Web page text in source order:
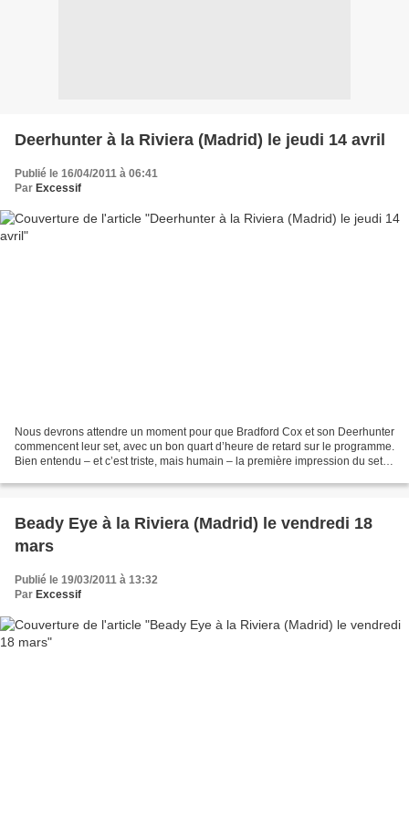
Deerhunter à la Riviera (Madrid) le jeudi 14 avril
Publié le 16/04/2011 à 06:41
Par Excessif
Nous devrons attendre un moment pour que Bradford Cox et son Deerhunter
commencent leur set, avec un bon quart d’heure de retard sur le programme.
Bien entendu – et c’est triste, mais humain – la première impression du set,
Beady Eye à la Riviera (Madrid) le vendredi 18
mars
Publié le 19/03/2011 à 13:32
Par Excessif